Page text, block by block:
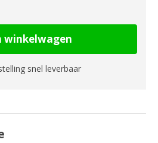
winkelwagen
snel leverbaar